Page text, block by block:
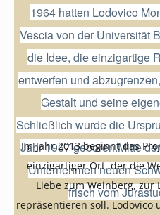
der Gegend von
1964 hatten Lodovico
Vescia von der Universität
die Idee, die einzigartige
entwerfen und
Gestalt und seine
Schließlich wurde die
Jahr 1967 geboren.Mitte
Unternehmen neuen
frisch vom
Im Jahr 2013 beginnt das
einzigartiger Ort, der die
Liebe zum Weinberg,
repräsentieren soll.